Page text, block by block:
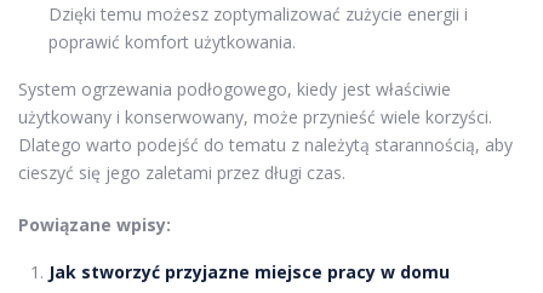
Dzięki temu możesz zoptymalizować zużycie energii i
poprawić komfort użytkowania.
System ogrzewania podłogowego, kiedy jest właściwie
użytkowany i konserwowany, może przynieść wiele korzyści.
Dlatego warto podejść do tematu z należytą starannością, aby
cieszyć się jego zaletami przez długi czas.
Powiązane wpisy:
Jak stworzyć przyjazne miejsce pracy w domu